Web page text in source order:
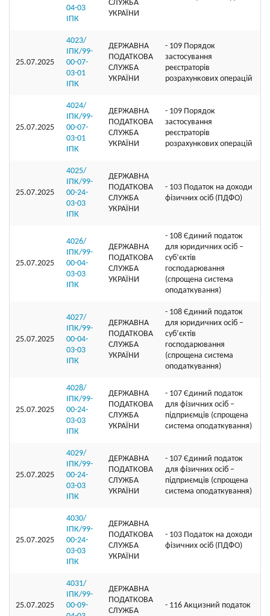
04-03
ІПК
СЛУЖБА
УКРАЇНИ
25.07.2025
4023/
ІПК/99-
00-07-
03-01
ІПК
ДЕРЖАВНА
ПОДАТКОВА
СЛУЖБА
УКРАЇНИ
- 109 Порядок
застосування
реєстраторів
розрахункових операцій
25.07.2025
4024/
ІПК/99-
00-07-
03-01
ІПК
ДЕРЖАВНА
ПОДАТКОВА
СЛУЖБА
УКРАЇНИ
- 109 Порядок
застосування
реєстраторів
розрахункових операцій
25.07.2025
4025/
ІПК/99-
00-24-
03-03
ІПК
ДЕРЖАВНА
ПОДАТКОВА
СЛУЖБА
УКРАЇНИ
- 103 Податок на доходи
фізичних осіб (ПДФО)
25.07.2025
4026/
ІПК/99-
00-04-
03-03
ІПК
ДЕРЖАВНА
ПОДАТКОВА
СЛУЖБА
УКРАЇНИ
- 108 Єдиний податок
для юридичних осіб –
суб’єктів
господарювання
(спрощена система
оподаткування)
25.07.2025
4027/
ІПК/99-
00-04-
03-03
ІПК
ДЕРЖАВНА
ПОДАТКОВА
СЛУЖБА
УКРАЇНИ
- 108 Єдиний податок
для юридичних осіб –
суб’єктів
господарювання
(спрощена система
оподаткування)
25.07.2025
4028/
ІПК/99-
00-24-
03-03
ІПК
ДЕРЖАВНА
ПОДАТКОВА
СЛУЖБА
УКРАЇНИ
- 107 Єдиний податок
для фізичних осіб –
підприємців (спрощена
система оподаткування)
25.07.2025
4029/
ІПК/99-
00-24-
03-03
ІПК
ДЕРЖАВНА
ПОДАТКОВА
СЛУЖБА
УКРАЇНИ
- 107 Єдиний податок
для фізичних осіб –
підприємців (спрощена
система оподаткування)
25.07.2025
4030/
ІПК/99-
00-24-
03-03
ІПК
ДЕРЖАВНА
ПОДАТКОВА
СЛУЖБА
УКРАЇНИ
- 103 Податок на доходи
фізичних осіб (ПДФО)
25.07.2025
4031/
ІПК/99-
00-09-
ДЕРЖАВНА
ПОДАТКОВА
СЛУЖБА
- 116 Акцизний податок